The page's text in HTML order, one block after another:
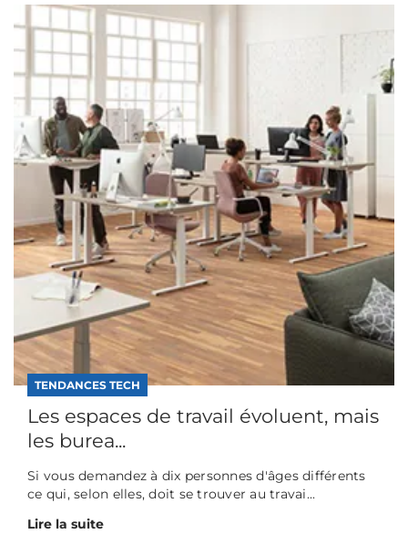
TENDANCES TECH
Les espaces de travail évoluent, mais
les burea...
Si vous demandez à dix personnes d'âges différents
ce qui, selon elles, doit se trouver au travai...
Lire la suite